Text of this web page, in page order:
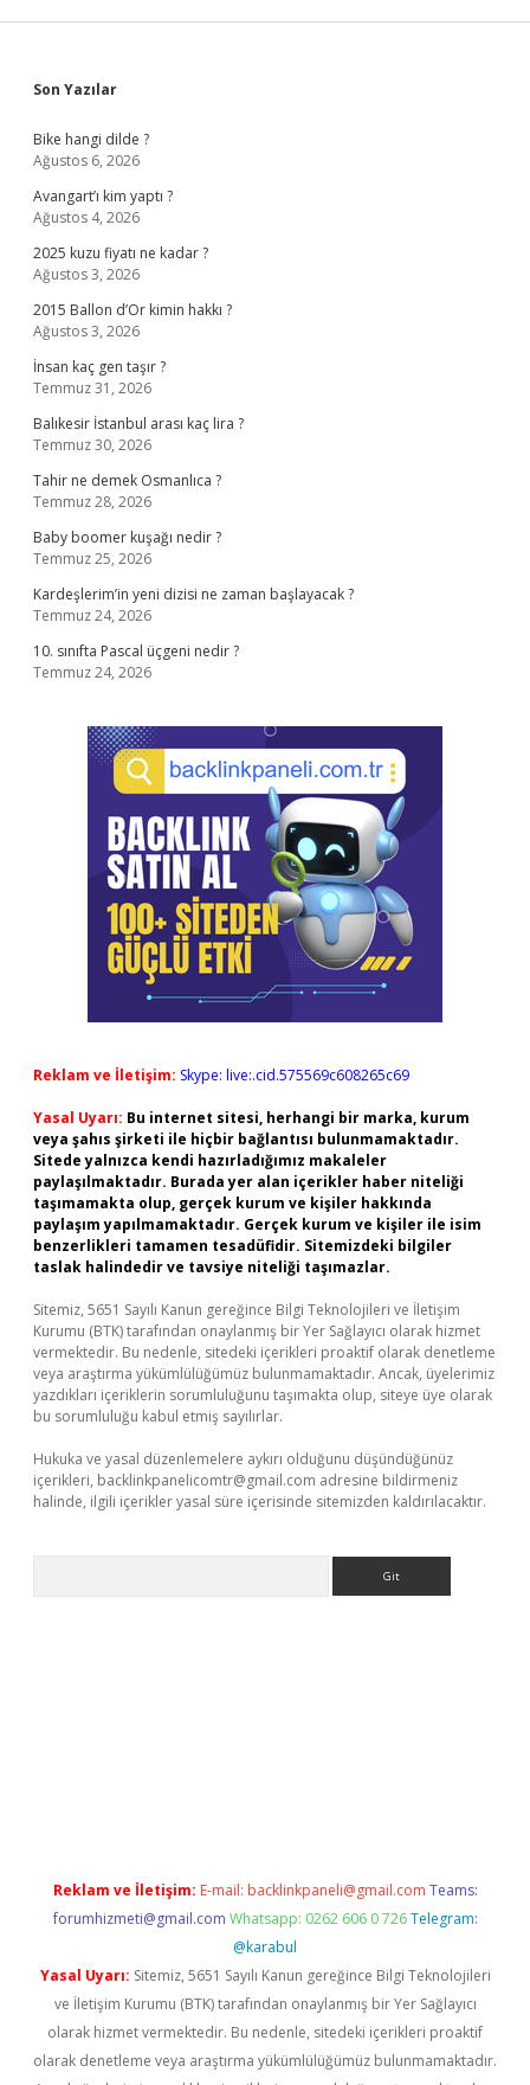
Sidebar
Son Yazılar
Bike hangi dilde ?
Ağustos 6, 2026
Avangart’ı kim yaptı ?
Ağustos 4, 2026
2025 kuzu fiyatı ne kadar ?
Ağustos 3, 2026
2015 Ballon d’Or kimin hakkı ?
Ağustos 3, 2026
İnsan kaç gen taşır ?
Temmuz 31, 2026
Balıkesir İstanbul arası kaç lira ?
Temmuz 30, 2026
Tahir ne demek Osmanlıca ?
Temmuz 28, 2026
Baby boomer kuşağı nedir ?
Temmuz 25, 2026
Kardeşlerim’in yeni dizisi ne zaman başlayacak ?
Temmuz 24, 2026
10. sınıfta Pascal üçgeni nedir ?
Temmuz 24, 2026
Reklam ve İletişim: Skype: live:.cid.575569c608265c69
Yasal Uyarı: Bu internet sitesi, herhangi bir marka, kurum
veya şahıs şirketi ile hiçbir bağlantısı bulunmamaktadır.
Sitede yalnızca kendi hazırladığımız makaleler
paylaşılmaktadır. Burada yer alan içerikler haber niteliği
taşımamakta olup, gerçek kurum ve kişiler hakkında
paylaşım yapılmamaktadır. Gerçek kurum ve kişiler ile isim
benzerlikleri tamamen tesadüfidir. Sitemizdeki bilgiler
taslak halindedir ve tavsiye niteliği taşımazlar.
Sitemiz, 5651 Sayılı Kanun gereğince Bilgi Teknolojileri ve İletişim
Kurumu (BTK) tarafından onaylanmış bir Yer Sağlayıcı olarak hizmet
vermektedir. Bu nedenle, sitedeki içerikleri proaktif olarak denetleme
veya araştırma yükümlülüğümüz bulunmamaktadır. Ancak, üyelerimiz
yazdıkları içeriklerin sorumluluğunu taşımakta olup, siteye üye olarak
bu sorumluluğu kabul etmiş sayılırlar.
Hukuka ve yasal düzenlemelere aykırı olduğunu düşündüğünüz
içerikleri, backlinkpanelicomtr@gmail.com adresine bildirmeniz
halinde, ilgili içerikler yasal süre içerisinde sitemizden kaldırılacaktır.
Reklam ve İletişim: E-mail: backlinkpaneli@gmail.com Teams:
forumhizmeti@gmail.com Whatsapp: 0262 606 0 726 Telegram:
@karabul
Yasal Uyarı: Sitemiz, 5651 Sayılı Kanun gereğince Bilgi Teknolojileri
ve İletişim Kurumu (BTK) tarafından onaylanmış bir Yer Sağlayıcı
olarak hizmet vermektedir. Bu nedenle, sitedeki içerikleri proaktif
olarak denetleme veya araştırma yükümlülüğümüz bulunmamaktadır.